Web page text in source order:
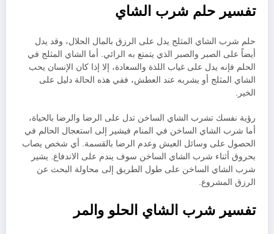
تفسير حلم شرب الشاي
حلم شرب الشاي المثلج يدل على الرزق بالمال الحلال، وقد يدل
أيضاً على الصبر والصبر الذي يتمتع به الرائي. أما الشاي المثلج في
الحلم فإنه يدل على غياب اللذة والسعادة، إلا إذا كان الإنسان يحب
الشاي المثلج أو يشربه عند العطش، ففي هذه الحالة دليل على
الخير.
رؤية نفسك تشرب الشاي الساخن تدل على الرضا والرضا بالحياة،
أما شرب الشاي الساخن في المنام فيشير إلى استعجال الحالم في
الحصول على وسائل العيش وعدم الرضا بالقسمة. أي شخص يصاب
بحروق أثناء شرب الشاي الساخن سوف يندم على الاندفاع. يشير
شرب الشاي الساخن على طول الطريق إلى محاولة البحث عن
الرزق المشروع.
تفسير شرب الشاي الحلو والمر